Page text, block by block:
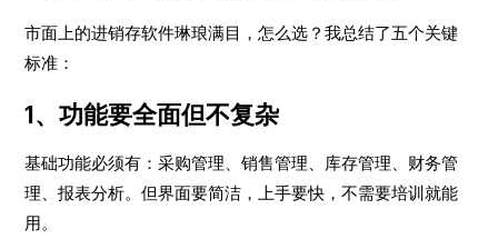
市面上的进销存软件琳琅满目，怎么选？我总结了五个关键
标准：
1、功能要全面但不复杂
基础功能必须有：采购管理、销售管理、库存管理、财务管
理、报表分析。但界面要简洁，上手要快，不需要培训就能
用。